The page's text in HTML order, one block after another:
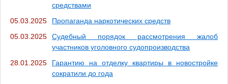
средствами
05.03.2025
Пропаганда наркотических средств
05.03.2025
Судебный порядок рассмотрения жалоб
участников уголовного судопроизводства
28.01.2025
Гарантию на отделку квартиры в новостройке
сократили до года